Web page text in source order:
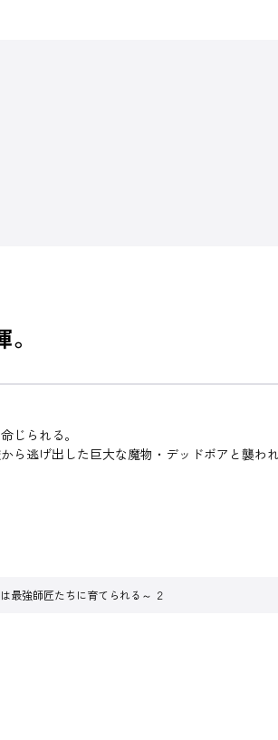
じられる。
逃げ出した巨大な魔物・デッドボアと襲わ
最強師匠たちに育てられる～ ２